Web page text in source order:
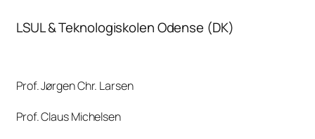
LSUL & Teknologiskolen Odense (DK)
Prof. Jørgen Chr. Larsen
Prof. Claus Michelsen